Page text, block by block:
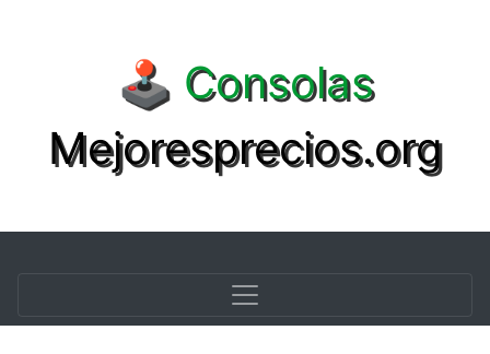
🕹️ Consolas
Mejoresprecios.org